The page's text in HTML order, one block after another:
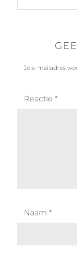
Je e-mailadres
Reactie *
Naam *